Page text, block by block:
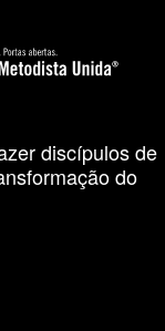
discípulos de
do